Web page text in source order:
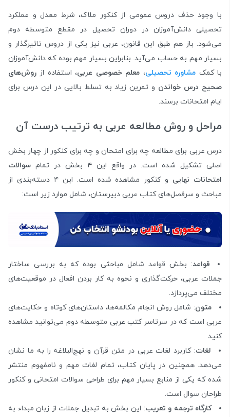
با وجود حذف دروس عمومی از کنکور ملاک، شرط معدل و عملکرد
تحصیلی دانش‌آموزان در دوران تحصیل در مقطع متوسطه دوم
می‌شود. باز هم طبق این قانون، عربی نیز یکی از دروس تاثیر‌گذار و
بسیار مهم به حساب می‌آید. بنابراین بسیار مهم بوده که دانش‌آموزان
با کمک مشاوره تحصیلی، معلم خصوصی عربی، استفاده از روش‌های
صحیح درس خواندن و تمرین زیاد به تسلط بالایی در این درس برای
ایام امتحانات برسند.
مراحل و روش مطالعه عربی به ترتیب درست آن
درس عربی برای مطالعه چه برای امتحان و چه برای کنکور از چهار بخش
اصلی تشکیل شده است. در واقع این ۴ بخش در تمام
سوالات
امتحانات نهایی
و کنکور مشاهده شده است. این ۴ دسته‌بندی از
مباحث و سرفصل‌های کتاب عربی دبیرستان، شامل موارد زیر است:
قواعد: بخش قواعد شامل مباحثی بوده که به بررسی ساختار
جملات عربی، حرکت‌گذاری و نحوه به کار بردن افعال در موقعیت‌های
مختلف می‌پردازد.
متون: شامل روش انجام مکالمه‌ها، داستان‌های کوتاه و حکایت‌های
عربی است که در سرتاسر کتب عربی متوسطه دوم می‌توانید مشاهده
کنید.
لغات: کاربرد لغات عربی در متن قرآن و نهج‌البلاغه را به ما نشان
می‌دهد. همچنین در پایان کتاب، تمام لغات مهم و نامفهوم منتشر
شده که یکی از منابع بسیار مهم برای طراحی سوالات امتحانی و کنکور
طراحان سوال است.
کارگاه ترجمه و تعریب: این بخش به تبدیل جملات از زبان مبداء به